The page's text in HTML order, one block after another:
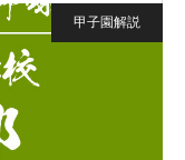
甲子園解説